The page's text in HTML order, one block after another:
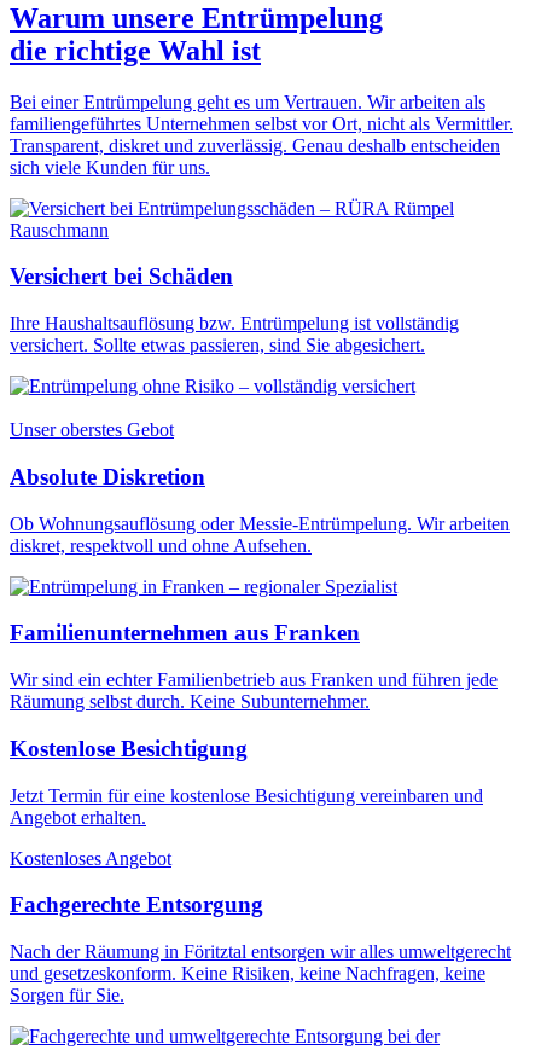
Warum unsere Entrümpelung
die richtige Wahl ist
Bei einer Entrümpelung geht es um Vertrauen. Wir arbeiten als
familiengeführtes Unternehmen selbst vor Ort, nicht als Vermittler.
Transparent, diskret und zuverlässig. Genau deshalb entscheiden
sich viele Kunden für uns.
Versichert bei Schäden
Ihre Haushaltsauflösung bzw. Entrümpelung ist vollständig
versichert. Sollte etwas passieren, sind Sie abgesichert.
Unser oberstes Gebot
Absolute Diskretion
Ob Wohnungsauflösung oder Messie-Entrümpelung. Wir arbeiten
diskret, respektvoll und ohne Aufsehen.
Familienunternehmen aus Franken
Wir sind ein echter Familienbetrieb aus Franken und führen jede
Räumung selbst durch. Keine Subunternehmer.
Kostenlose Besichtigung
Jetzt Termin für eine kostenlose Besichtigung vereinbaren und
Angebot erhalten.
Kostenloses Angebot
Fachgerechte Entsorgung
Nach der Räumung in Föritztal entsorgen wir alles umweltgerecht
und gesetzeskonform. Keine Risiken, keine Nachfragen, keine
Sorgen für Sie.